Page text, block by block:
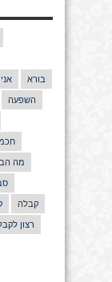
אני בורא
השפעה
מה
קבלה
רצון